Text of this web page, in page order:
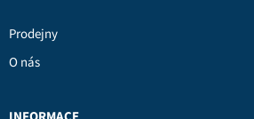
Prodejny
O nás